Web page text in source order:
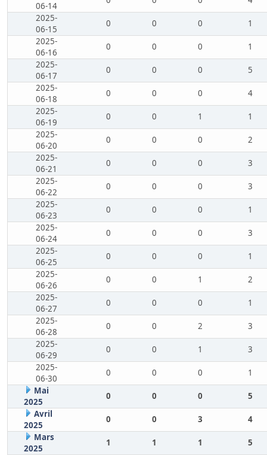
06-14
2025-
06-15
0 0 0
1
2025-
06-16
0 0 0
1
2025-
06-17
0 0 0
5
2025-
06-18
0 0 0
4
2025-
06-19
0 0 1
1
2025-
06-20
0 0 0
2
2025-
06-21
0 0 0
3
2025-
06-22
0 0 0
3
2025-
06-23
0 0 0
1
2025-
06-24
0 0 0
3
2025-
06-25
0 0 0
1
2025-
06-26
0 0 1
2
2025-
06-27
0 0 0
1
2025-
06-28
0 0 2
3
2025-
06-29
0 0 1
3
2025-
06-30
0 0 0
1
Mai
2025
0 0 0
5
Avril
2025
0 0 3
4
Mars
2025
1 1 1 5